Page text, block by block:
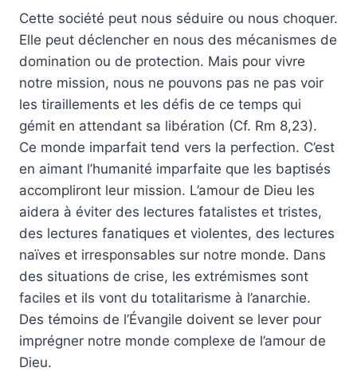
Cette société peut nous séduire ou nous choquer.
Elle peut déclencher en nous des mécanismes de
domination ou de protection. Mais pour vivre
notre mission, nous ne pouvons pas ne pas voir
les tiraillements et les défis de ce temps qui
gémit en attendant sa libération (Cf. Rm 8,23).
Ce monde imparfait tend vers la perfection. C’est
en aimant l’humanité imparfaite que les baptisés
accompliront leur mission. L’amour de Dieu les
aidera à éviter des lectures fatalistes et tristes,
des lectures fanatiques et violentes, des lectures
naïves et irresponsables sur notre monde. Dans
des situations de crise, les extrémismes sont
faciles et ils vont du totalitarisme à l’anarchie.
Des témoins de l’Évangile doivent se lever pour
imprégner notre monde complexe de l’amour de
Dieu.